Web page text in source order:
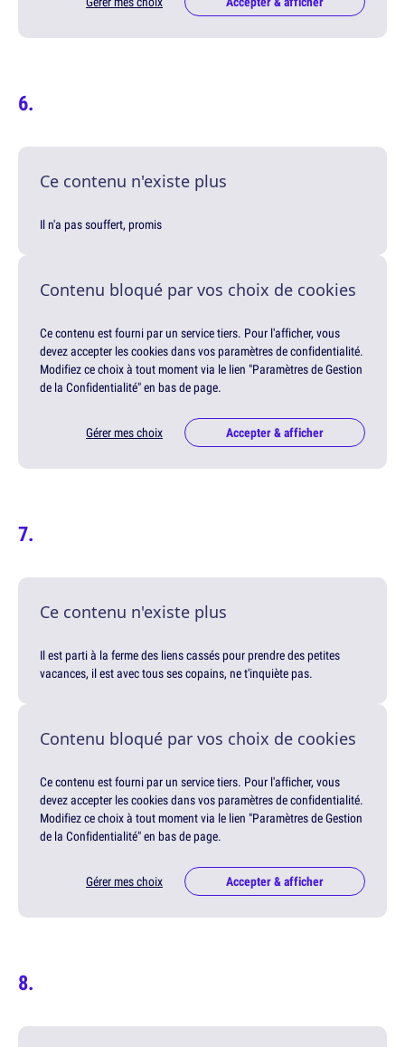
Ce contenu n'existe plus
Il n'a pas souffert, promis
Contenu bloqué par vos choix de cookies
Ce contenu est fourni par un service tiers. Pour l'afficher, vous
devez accepter les cookies dans vos paramètres de confidentialité.
Modifiez ce choix à tout moment via le lien "Paramètres de Gestion
de la Confidentialité" en bas de page.
Gérer mes choix Accepter & afficher
Ce contenu n'existe plus
Il est parti à la ferme des liens cassés pour prendre des petites
vacances, il est avec tous ses copains, ne t'inquiète pas.
Contenu bloqué par vos choix de cookies
Ce contenu est fourni par un service tiers. Pour l'afficher, vous
devez accepter les cookies dans vos paramètres de confidentialité.
Modifiez ce choix à tout moment via le lien "Paramètres de Gestion
de la Confidentialité" en bas de page.
Gérer mes choix Accepter & afficher